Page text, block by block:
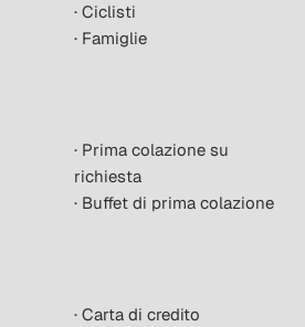
· Ciclisti
· Famiglie
· Prima colazione su
richiesta
· Buffet di prima colazione
· Carta di credito